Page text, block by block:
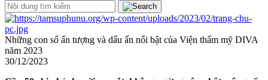
Những con số ấn tượng và dấu ấn nổi bật của Viện thẩm mỹ DIVA
năm 2023
30/12/2023